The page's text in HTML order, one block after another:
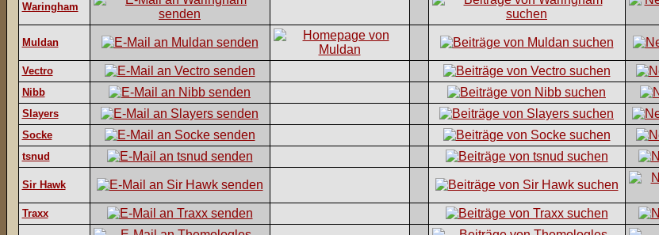
Waringham
Muldan
Vectro
Nibb
Slayers
Socke
tsnud
Sir Hawk
Traxx